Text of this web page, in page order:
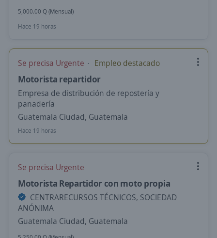
5,000.00 Q (Mensual)
Hace 19 horas
Se precisa Urgente Empleo destacado
Motorista repartidor
Empresa de distribución de repostería y
panadería
Guatemala Ciudad, Guatemala
Hace 19 horas
Se precisa Urgente
Motorista Repartidor con moto propia
CENTRARECURSOS TÉCNICOS, SOCIEDAD
ANÓNIMA
Guatemala Ciudad, Guatemala